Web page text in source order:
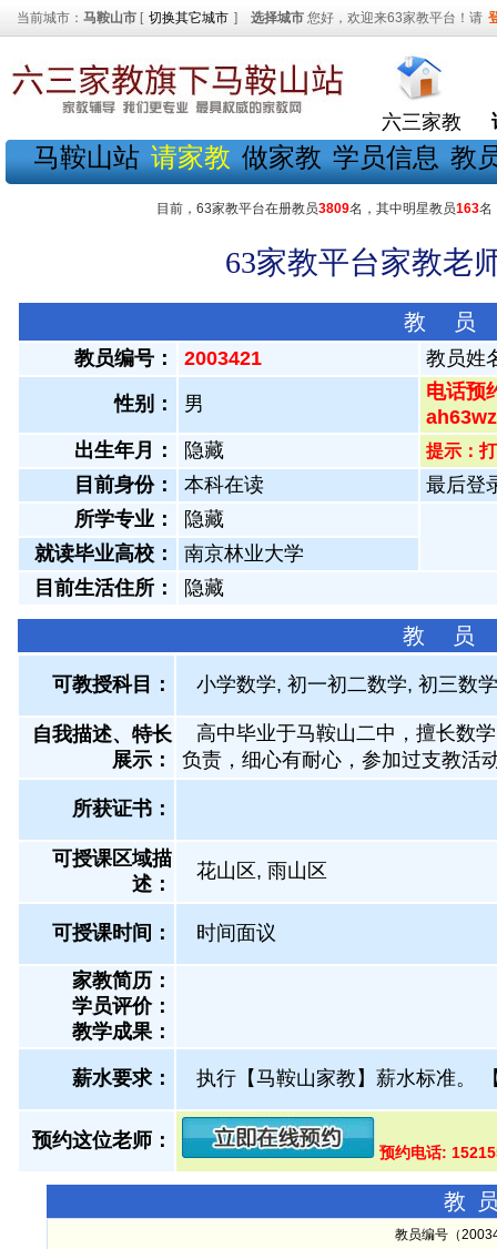
当前城市： 马鞍山市 [ 切换其它城市 ] 选择城市 您好，欢迎来63家教平台！请
六三家教
马鞍山站 请家教 做家教 学员信息 教
目前，63家教平台在册教员3809名，其中明星教员163名
63家教平台家教老
教 员
教员编号： 2003421 教员姓
性别： 男
电话预
出生年月：
隐藏 提示：
目前身份： 本科在读
最后登
所学专业：
隐藏
就读毕业高校：
南京林业大学
目前生活住所：
隐藏
教 员
可教授科目： 小学数学, 初一初二数学, 初三数
自我描述、特长
展示 ：
高中毕业于马鞍山二中，擅长数
负责，细心有耐心，参加过支教活
所获证书 ：
可授课区域描
述：
花山区, 雨山区
可授课时间： 时间面议
家教简历：
学员评价：
教学成果：
薪水要求： 执行【马鞍山家教】薪水标准。
预约这位老师：
预约电话:
教
教员编号（